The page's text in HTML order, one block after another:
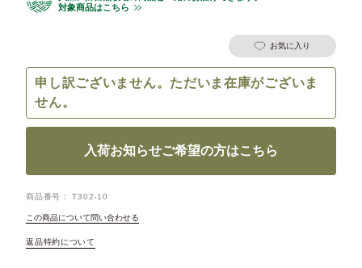
対象商品はこちら
お気に入り
申し訳ございません。ただいま在庫がございま
せん。
入荷お知らせご希望の方はこちら
商品番号 T302-10
この商品について問い合わせる
返品特約について